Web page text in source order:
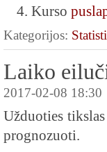
Kurso
Kategorijos:
Laiko
2017-02-08 18:30
Užduoties
prognozuoti.